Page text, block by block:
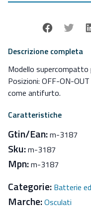
Descrizione completa
Modello
Posizioni: OFF-ON-
come antifurto.
Caratteristiche
Gtin/Ean:m-3187
Sku:m-3187
Mpn:m-3187
Categorie: Batterie
Marche:Osculati